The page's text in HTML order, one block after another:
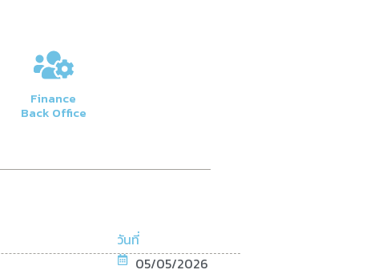
Finance
Back Office
วันที่
05/05/2026